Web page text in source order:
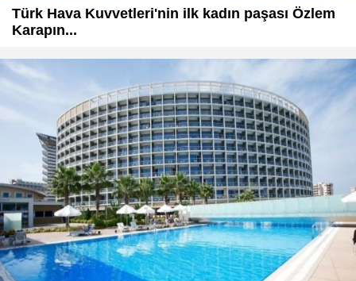
Türk Hava Kuvvetleri'nin ilk kadın paşası Özlem
Karapın...